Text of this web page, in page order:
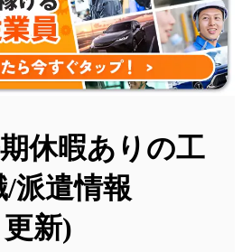
休暇ありの工
派遣情報
更新)